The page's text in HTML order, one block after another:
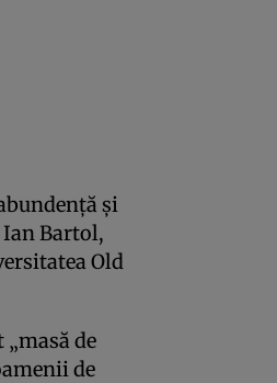
și
Bartol,
Old
de
de